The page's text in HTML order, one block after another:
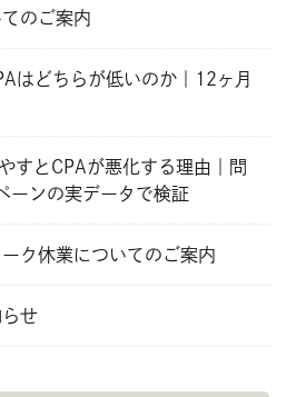
のご案内
はどちらが低いのか｜12ヶ月
すとCPAが悪化する理由｜問
ーンの実データで検証
ク休業についてのご案内
せ